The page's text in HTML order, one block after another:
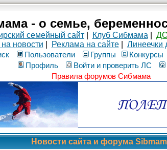
- о семье,
семейный сайт| Клуб Сибмама
новости
Реклама на сайте| Линеечки
Пользователи Группы Конкурсы
Профиль
Войти и проверить ЛС
Правила форумов Сибмама
Новости сайта и форума